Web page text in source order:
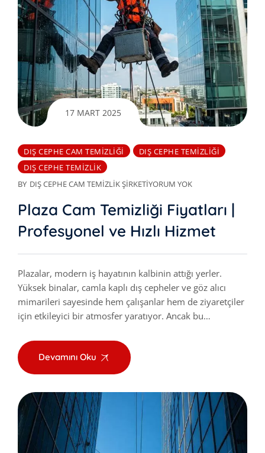
17 MART 2025
DIŞ CEPHE CAM TEMIZLIĞI
DIŞ CEPHE TEMIZLIĞI
DIŞ CEPHE TEMIZLIK
BY DIŞ CEPHE CAM TEMIZLIK ŞIRKETIYORUM YOK
Plaza Cam Temizliği Fiyatları |
Profesyonel ve Hızlı Hizmet
Plazalar, modern iş hayatının kalbinin attığı yerler.
Yüksek binalar, camla kaplı dış cepheler ve göz alıcı
mimarileri sayesinde hem çalışanlar hem de ziyaretçiler
için etkileyici bir atmosfer yaratıyor. Ancak bu…
Devamını Oku